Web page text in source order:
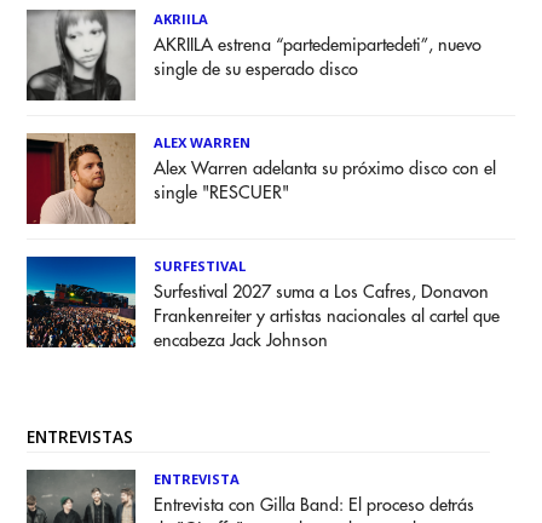
AKRIILA
AKRIILA estrena “partedemipartedeti”, nuevo
single de su esperado disco
ALEX WARREN
Alex Warren adelanta su próximo disco con el
single "RESCUER"
SURFESTIVAL
Surfestival 2027 suma a Los Cafres, Donavon
Frankenreiter y artistas nacionales al cartel que
encabeza Jack Johnson
ENTREVISTAS
ENTREVISTA
Entrevista con Gilla Band: El proceso detrás